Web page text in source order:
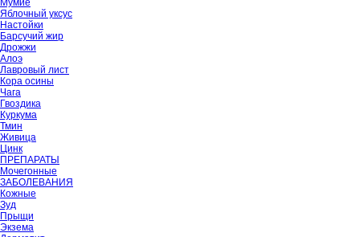
Мумиё
Яблочный уксус
Настойки
Барсучий жир
Дрожжи
Алоэ
Лавровый лист
Кора осины
Чага
Гвоздика
Куркума
Тмин
Живица
Цинк
ПРЕПАРАТЫ
Мочегонные
ЗАБОЛЕВАНИЯ
Кожные
Зуд
Прыщи
Экзема